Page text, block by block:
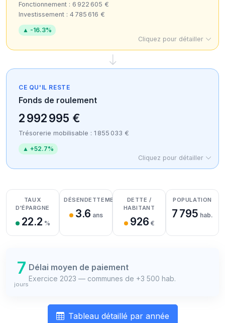
Fonctionnement : 6 922 605 €
Investissement : 4 785 616 €
▲ -16.3%
Cliquez pour détailler
CE QU'IL RESTE
Fonds de roulement
2 992 995 €
Trésorerie mobilisable : 1 855 033 €
▲ +52.7%
Cliquez pour détailler
Détail des recettes
Détail des dépenses
Détail de la trésorerie
TAUX
D'ÉPARGNE
22.2 %
DÉSENDETTEMENT
3.6 ans
DETTE /
HABITANT
926 €
POPULATION
7 795 hab.
7
jours
Délai moyen de paiement
Exercice 2023 — communes de +3 500 hab.
Tableau détaillé par année